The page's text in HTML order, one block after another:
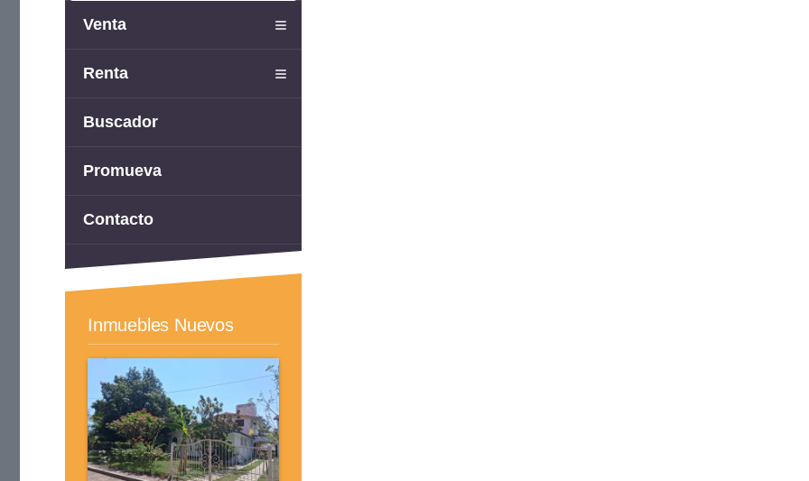
Venta
Renta
Buscador
Promueva
Contacto
Inmuebles Nuevos